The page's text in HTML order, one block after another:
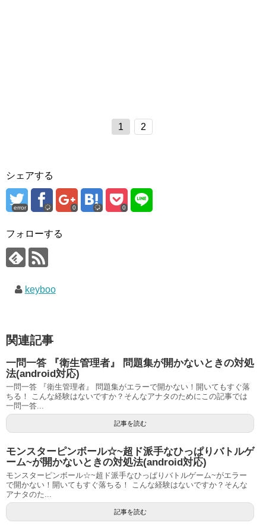
1 2
シェアする
error 0 0
フォローする
keyboo
関連記事
一問一答 『衛生管理者』 問題集が開かないときの対処
法(android対応)
一問一答 『衛生管理者』 問題集がエラーで開かない！開いてもすぐ落
ちる！ こんな経験はないですか？そんなアナタのためにこの記事では
一問一答...
記事を読む
モンスターピンボール☆~超ド派手なひっぱりバトルゲ
ーム~が開かないときの対処法(android対応)
モンスターピンボール☆~超ド派手なひっぱりバトルゲーム~がエラー
で開かない！開いてもすぐ落ちる！ こんな経験はないですか？そんな
アナタのた...
記事を読む